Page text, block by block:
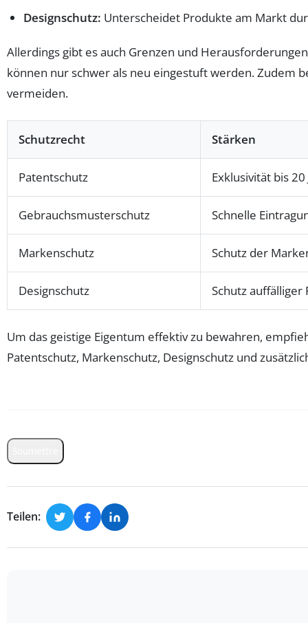
Designschutz: Unterscheidet Produkte am Markt
Allerdings gibt es auch Grenzen und
können nur schwer als neu eingestuft werden. Zudem
vermeiden.
Schutzrecht Stärken
Patentschutz Exklusivität bis
Gebrauchsmusterschutz Schnelle
Markenschutz Schutz der
Designschutz Schutz
Um das geistige Eigentum effektiv zu bewahren,
Patentschutz, Markenschutz, Designschutz und
Teilen: